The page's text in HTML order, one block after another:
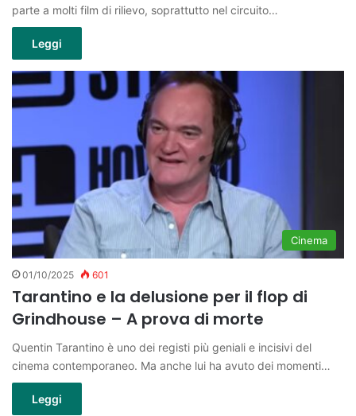
parte a molti film di rilievo, soprattutto nel circuito…
Leggi
Cinema
01/10/2025 601
Tarantino e la delusione per il flop di
Grindhouse – A prova di morte
Quentin Tarantino è uno dei registi più geniali e incisivi del
cinema contemporaneo. Ma anche lui ha avuto dei momenti…
Leggi